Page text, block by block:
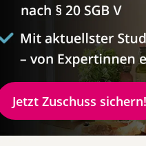
Was mich amMillstädter
Brunnerbegeistert hat
beheiztes Bad für Kinder
eigenständig
als Eltern von vorne helfen
eingelassener
Mit dem Campervan von
Jetzt Zuschuss sichern!